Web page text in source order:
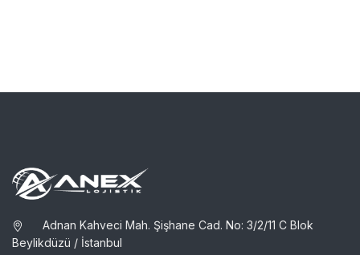
Adnan Kahveci Mah. Şişhane Cad. No: 3/2/11 C Blok
Beylikdüzü / İstanbul